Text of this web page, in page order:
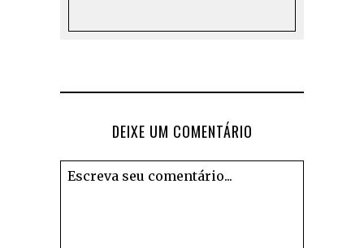
DEIXE UM COMENTÁRIO